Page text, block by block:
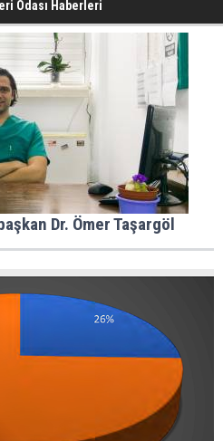
Odası Haberleri
Dr. Ömer Taşargöl